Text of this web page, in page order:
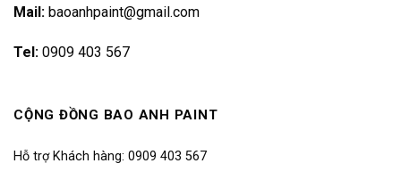
Mail: baoanhpaint@gmail.com
Tel: 0909 403 567
CỘNG ĐỒNG BAO ANH PAINT
Hỗ trợ Khách hàng: 0909 403 567